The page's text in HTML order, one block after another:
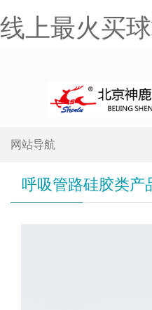
线上最火买
网站导航
呼吸管路硅胶类产